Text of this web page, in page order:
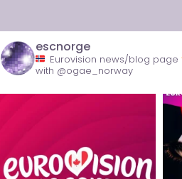
escnorge
Eurovision news/blog page
with @ogae_norway